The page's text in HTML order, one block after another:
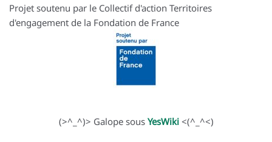
Projet soutenu par le Collectif d'action Territoires
d'engagement de la Fondation de France
(>^_^)> Galope sous YesWiki<(^_^<)